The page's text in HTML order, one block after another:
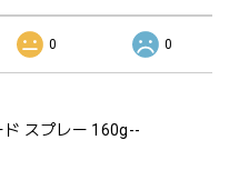
0 0
ド スプレー 160g--